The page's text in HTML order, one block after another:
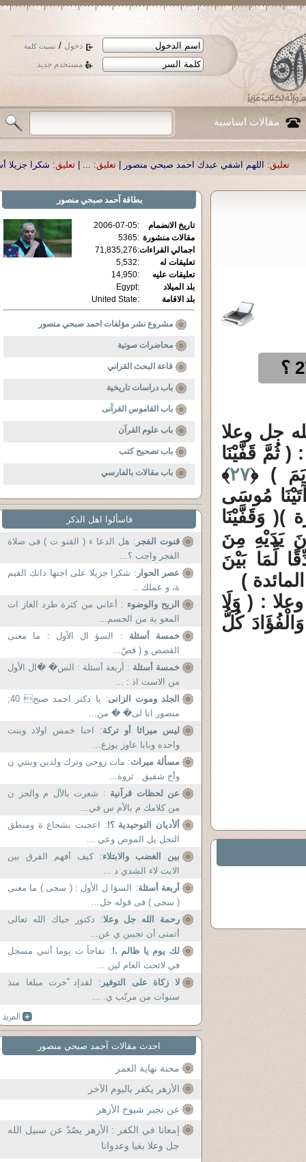
دخول / نسيت كلمة
مستخدم جديد
مقالات اساسية
اشفي عبدك احمد صبحي منصور| تعليق: ...
|تعليق: شكرا جزيلا أستاذ حمد
جل وعلا
ثُمَّ قَفَّيْنَا
) ﴿٢٧﴾
مُوسَى
)( وَقَفَّيْنَا
يَدَيْهِ مِنَ
لِّمَا بَيْنَ
)
: ( وَلَا
كُلُّ
بطاقة آحمد صبحي منصور
تاريخ الانضمام :
2006-07-05
مقالات منشورة :
5365
اجمالي القراءات:
71,835,276
تعليقات له
:
5,532
تعليقات عليه
:
14,950
بلد الميلاد
:
Egypt
بلد الاقامة
:
United State
مشروع نشر مؤلفات احمد صبحي منصور
محاضرات صوتية
قاعة البحث القراني
باب دراسات تاريخية
باب القاموس القرآنى
باب علوم القرآن
باب تصحيح كتب
باب مقالات بالفارسي
فاسألوا اهل الذكر
قنوت الفجر : هل الدعا ء ( القنو ت ) فى صلاة
الفجر واجب ؟...
عصر الحوار : شكرا جزيلا على اجتها داتك القيم
ة، و عملك...
الريح والوضوء : أعاني من كثرة طرد الغاز ات
المعو ية من الجسم...
خمسة أسئلة : السؤ ال الأول : ما معنى
القصص و ( قصّ...
خمسة أسئلة : أربعة أسئلة : الس� �ال الأول
من الاست اذ : ...
الجلد وموت الزانى
: یا دکتر احمد صبح 40;
منصور انا لی� � من...
ليس ميراثا أو تركة: احنا خمس اولاد وبنت
واحده وبابا عاوز يوزع...
مسألة ميراث: مات زوجى وترك ولدين وبنتي ن
وأخ شقيق . ثروة...
عن لحظات قرآنية : شعرت بالأل م والحز ن
من كلامك م بالأم س في...
ألأديان التوحيدية ؟!: اعجبت بشجاع ة ومنطق
التحل يل الموض وعي ...
بين الغضب والابتلاء: كيف أفهم الفرق بين
الابت لاء الشدي د ...
أربعة أسئلة: السؤا ل الأول : ( سجى ) ما معنى
( سجى ) فى قوله جل...
رحمة الله جل وعلا: دكتور حياك الله تعالى
أتمنى أن تجيبن ي عن...
لك يوم يا ظالم .!: تفاجأ ت يوما أنني مسجل
في لائحت العام لين ...
لا زكاة على التوفير : لقدإد ّخرت مبلغا منذ
سنوات من مرتّب ي. ...
احدث مقالات آحمد صبحي منصور
محنة نهاية العمر
الأزهر يكفر باليوم الآخر
عن تجبر شيوخ الأزهر
إمعانا في الكفر : الأزهر يصُدّ عن سبيل الله
جل وعلا بغيا وعدوانا